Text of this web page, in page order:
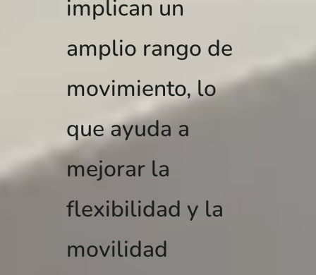
implican un
amplio rango de
movimiento, lo
que ayuda a
mejorar la
flexibilidad y la
movilidad